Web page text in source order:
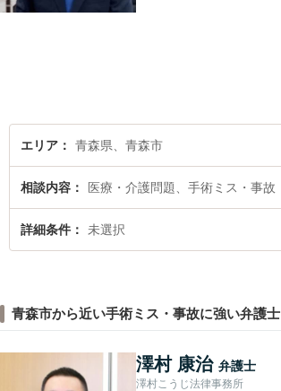
エリア 青森県、青森市
相談内容 医療・介護問題、手術ミス・事故
詳細条件 未選択
青森市から近い手術ミス・事故に強い弁護士
澤村 康治 弁護士
澤村こうじ法律事務所